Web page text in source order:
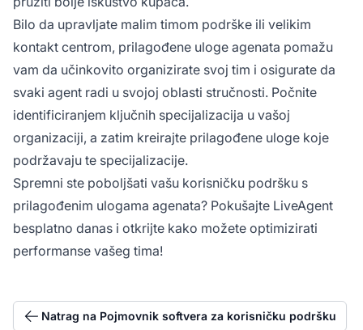
Bilo da upravljate malim timom podrške ili velikim
kontakt centrom, prilagođene uloge agenata pomažu
vam da učinkovito organizirate svoj tim i osigurate da
svaki agent radi u svojoj oblasti stručnosti. Počnite
identificiranjem ključnih specijalizacija u vašoj
organizaciji, a zatim kreirajte prilagođene uloge koje
podržavaju te specijalizacije.
Spremni ste poboljšati vašu korisničku podršku s
prilagođenim ulogama agenata? Pokušajte LiveAgent
besplatno danas i otkrijte kako možete optimizirati
performanse vašeg tima!
Natrag na Pojmovnik softvera za korisničku podršku